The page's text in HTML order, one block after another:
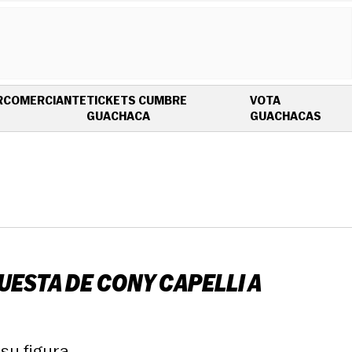
COMERCIANTETICKETS CUMBRE
GUACHACAOPENS IN NEW WINDOW
VOTA
GUACHACAS
DE CONY CAPELLI A